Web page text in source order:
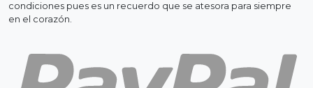
condiciones pues es un recuerdo que se atesora para siempre
en el corazón.